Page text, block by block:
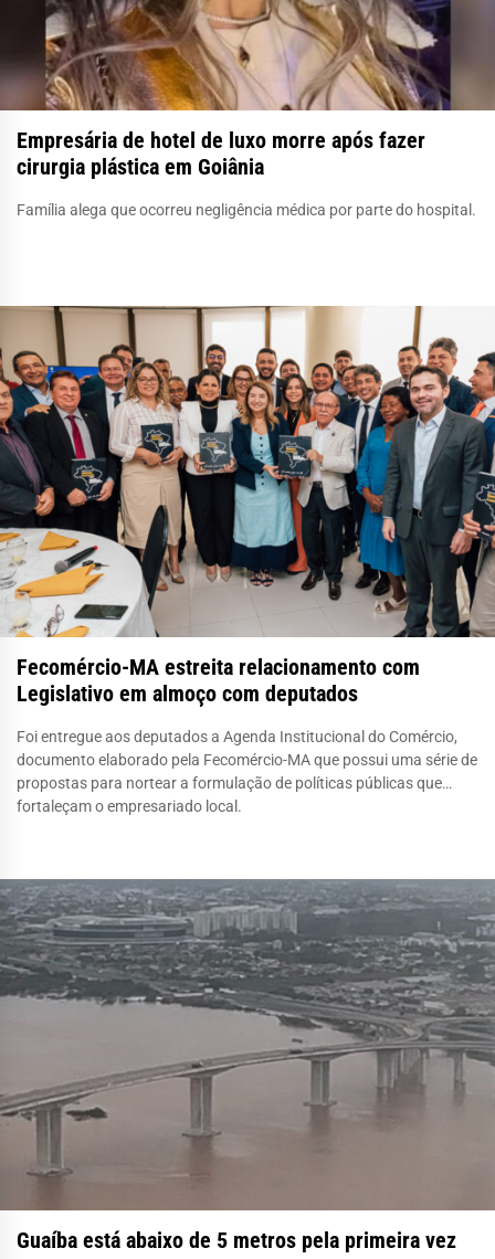
Empresária de hotel de luxo morre após fazer
cirurgia plástica em Goiânia
Família alega que ocorreu negligência médica por parte do hospital.
Fecomércio-MA estreita relacionamento com
Legislativo em almoço com deputados
Foi entregue aos deputados a Agenda Institucional do Comércio,
documento elaborado pela Fecomércio-MA que possui uma série de
propostas para nortear a formulação de políticas públicas que
fortaleçam o empresariado local.
Guaíba está abaixo de 5 metros pela primeira vez